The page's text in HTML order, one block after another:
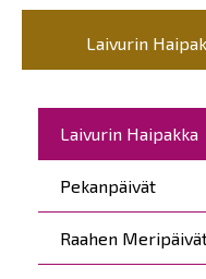
Päävalikko
Laivurin Haipakka
Pekanpäivät
Raahen
Laivurin